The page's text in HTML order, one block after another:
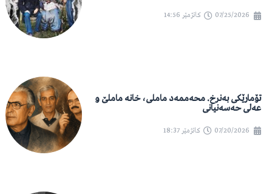
07/25/2026 کاتژمێر 14:56
تۆمارێکی بەنرخ. محەممەد ماملی، خانە ماملێ و
عەلی حەسەنیانی
07/20/2026 کاتژمێر 18:37